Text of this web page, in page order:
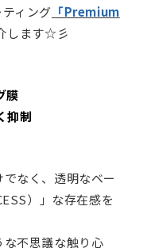
ィング 「Premium
します☆彡
膜
抑制
なく、透明なベー
）」な存在感を
不思議な触り心